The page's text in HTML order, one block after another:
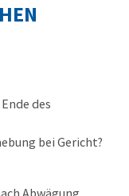
des
bei Gericht?